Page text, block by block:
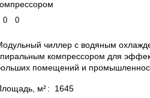
0 0
чиллер с водяным
компрессором для
помещений и
м²:
1645